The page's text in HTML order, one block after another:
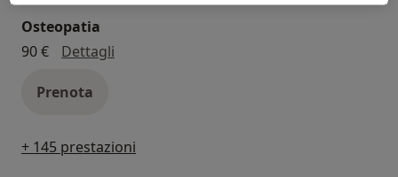
Osteopatia
90 €
Dettagli
Prenota
+ 145 prestazioni